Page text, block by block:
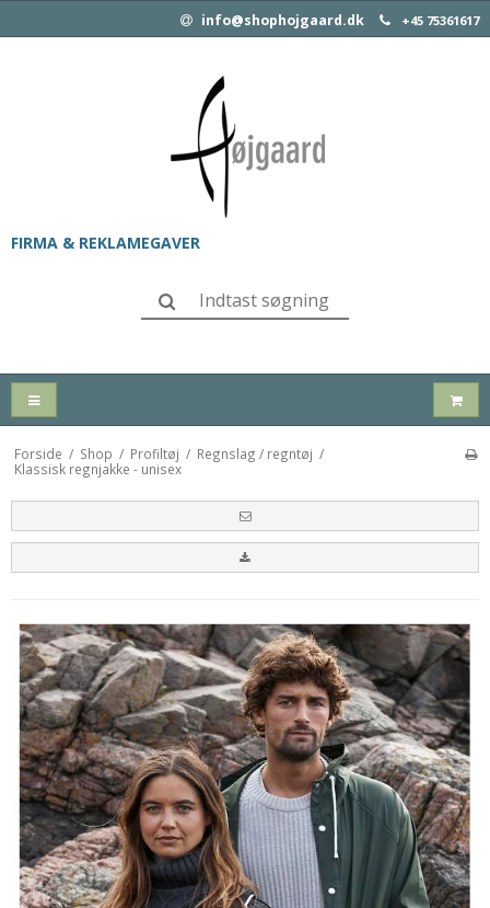
info@shophojgaard.dk +45 75361617
FIRMA & REKLAMEGAVER
Forside / Shop / Profiltøj / Regnslag / regntøj /
Klassisk regnjakke - unisex